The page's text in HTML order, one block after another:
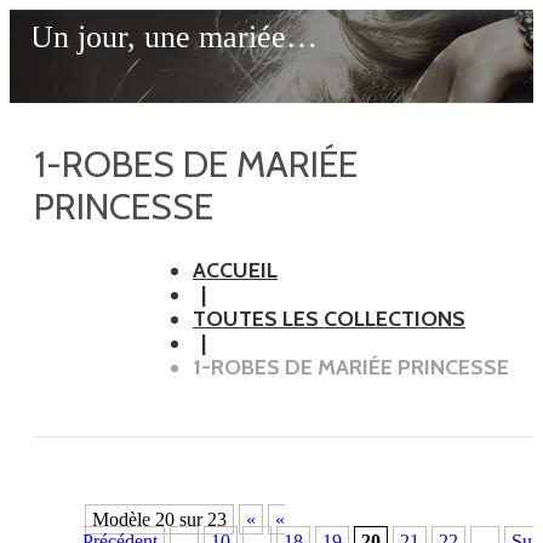
Un jour, une mariée…
1-ROBES DE MARIÉE
PRINCESSE
ACCUEIL
TOUTES LES COLLECTIONS
1-ROBES DE MARIÉE PRINCESSE
Modèle 20 sur 23 «
«